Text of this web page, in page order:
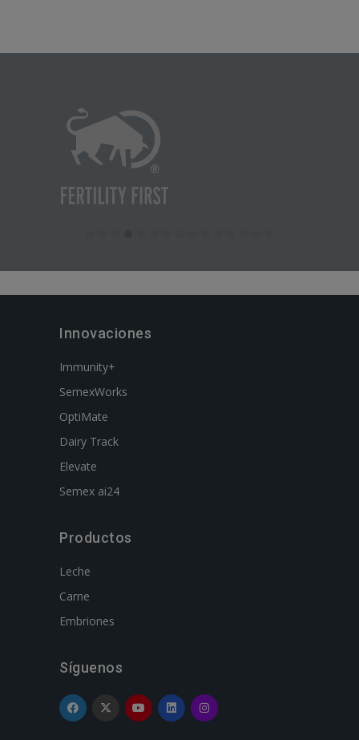
Innovaciones
Immunity+
SemexWorks
OptiMate
Dairy Track
Elevate
Semex ai24
Productos
Leche
Carne
Embriones
Síguenos